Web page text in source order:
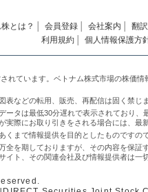
とは？ 会員登録 会社案内 翻
利用規約
個人情報保護方
れています。ベトナム株式市場の株価情
などの転用、販売、再配信は固く禁じま
ータは最低30分遅れで表示されており
実際にお取り引きをされる場合には、最
くまで情報提供を目的としたものです
全を期しておりますが、その内容を保
ト、その関連会社及び情報提供者は一